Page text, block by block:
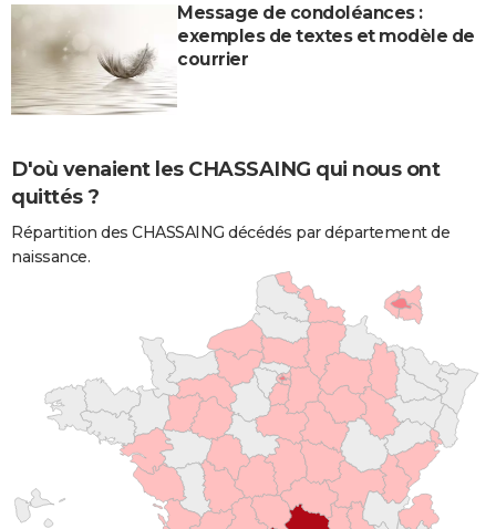
Message de condoléances :
exemples de textes et modèle de
courrier
D'où venaient les CHASSAING qui nous ont
quittés ?
Répartition des CHASSAING décédés par département de
naissance.